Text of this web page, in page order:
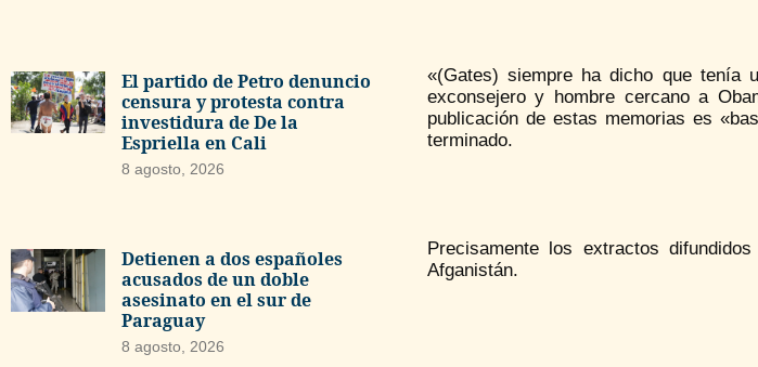
El partido de Petro denuncio
censura y protesta contra
investidura de De la
Espriella en Cali
8 agosto, 2026
Detienen a dos españoles
acusados de un doble
asesinato en el sur de
Paraguay
8 agosto, 2026
«(Gates) siempre ha dicho que tenía
exconsejero y hombre cercano a
publicación de estas memorias es
terminado.
Precisamente los extractos
Afganistán.